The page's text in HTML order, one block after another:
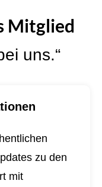
Mitglied
uns.“
zu den
mit